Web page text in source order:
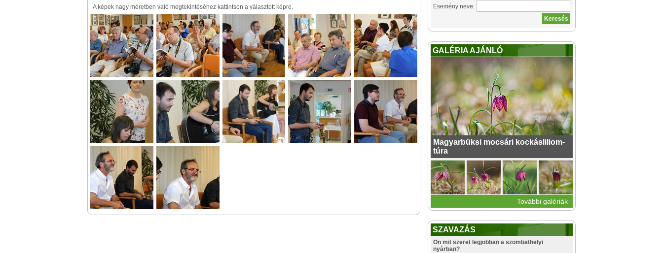
A képek nagy méretben való megtekintéséhez kattintson a választott képre.
Esemény neve:
GALÉRIA AJÁNLÓ
Magyarbüksi mocsári kockásliliom-
túra
További galériák
SZAVAZÁS
Ön mit szeret legjobban a szombathelyi
nyárban?